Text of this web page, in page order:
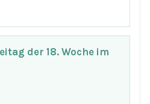
der 18. Woche im